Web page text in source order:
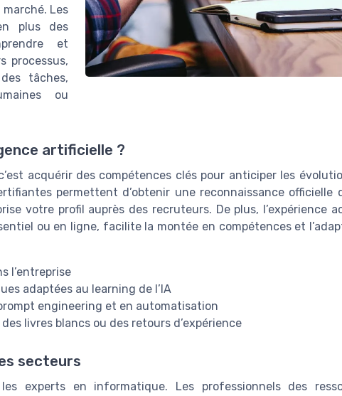
Les
plus des
et
processus,
tâches,
ou
artificielle ?
acquérir des compétences clés pour anticiper les
permettent d’obtenir une reconnaissance officielle
votre profil auprès des recruteurs. De plus, l’expérience
ou en ligne, facilite la montée en compétences et
l’entreprise
adaptées au learning de l’IA
engineering et en automatisation
livres blancs ou des retours d’expérience
secteurs
experts en informatique. Les professionnels des